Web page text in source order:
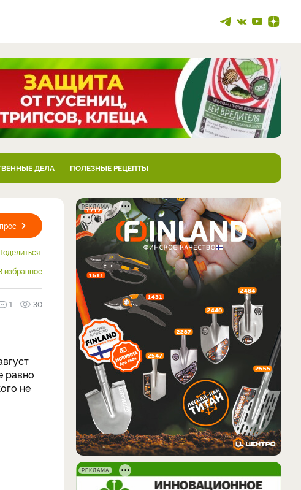
ДЕЛА ПОЛЕЗНЫЕ РЕЦЕПТЫ
избранное
1 30
равно
не
РЕКЛАМА
РЕКЛАМА